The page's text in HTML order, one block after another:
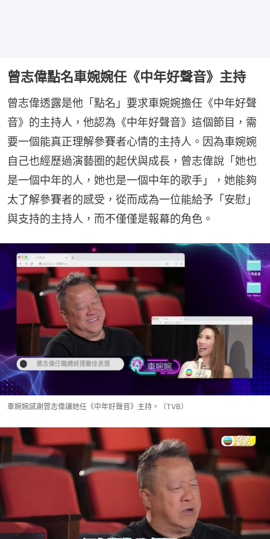
曾志偉點名車婉婉任《中年好聲音》主持
曾志偉透露是他「點名」要求車婉婉擔任《中年好聲
音》的主持人，他認為《中年好聲音》這個節目，需
要一個能真正理解參賽者心情的主持人。因為車婉婉
自己也經歷過演藝圈的起伏與成長，曾志偉說「她也
是一個中年的人，她也是一個中年的歌手」，她能夠
太了解參賽者的感受，從而成為一位能給予「安慰」
與支持的主持人，而不僅僅是報幕的角色。
車婉婉感謝曾志偉讓她任《中年好聲音》主持。（TVB）